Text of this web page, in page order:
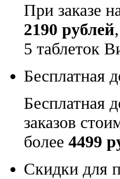
При заказе
2190 рублей
5 таблеток
Бесплатная
Бесплатная
заказов
более 4499
Скидки для